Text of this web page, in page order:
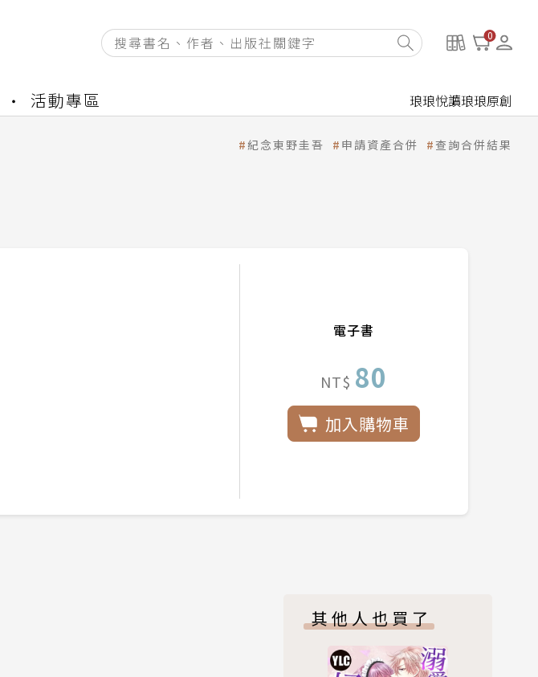
0
活動專區 琅琅悅讀琅琅原創
紀念東野圭吾 申請資產合併 查詢合併結果
電子書
NT$ 80
加入購物車
其他人也買了